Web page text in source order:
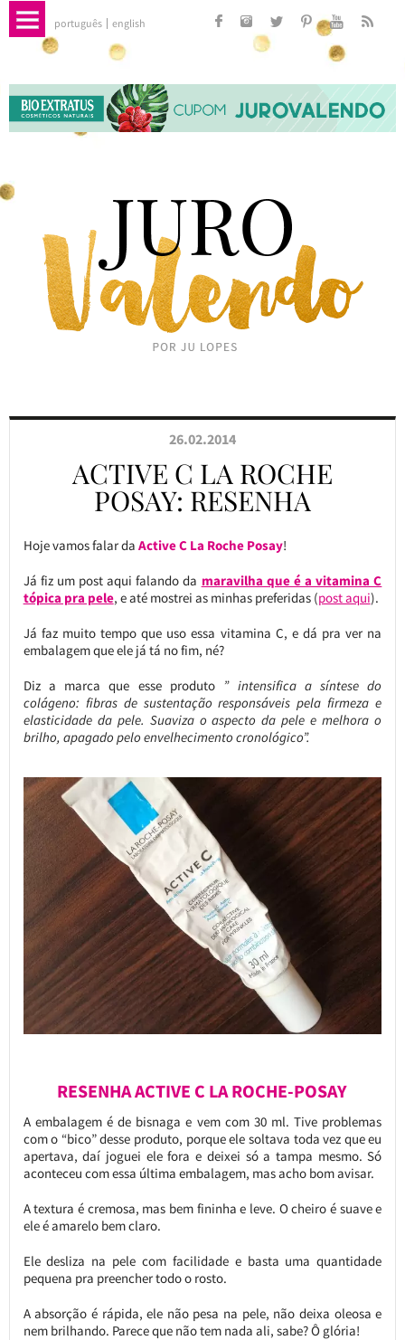
português english
26.02.2014
ACTIVE C LA ROCHE
POSAY: RESENHA
Hoje vamos falar da Active C La Roche Posay!
Já fiz um post aqui falando da maravilha que é a vitamina C
tópica pra pele, e até mostrei as minhas preferidas (post aqui).
Já faz muito tempo que uso essa vitamina C, e dá pra ver na
embalagem que ele já tá no fim, né?
Diz a marca que esse produto ” intensifica a síntese do
colágeno: fibras de sustentação responsáveis pela firmeza e
elasticidade da pele. Suaviza o aspecto da pele e melhora o
brilho, apagado pelo envelhecimento cronológico”.
RESENHA ACTIVE C LA ROCHE-POSAY
A embalagem é de bisnaga e vem com 30 ml. Tive problemas
com o “bico” desse produto, porque ele soltava toda vez que eu
apertava, daí joguei ele fora e deixei só a tampa mesmo. Só
aconteceu com essa última embalagem, mas acho bom avisar.
A textura é cremosa, mas bem fininha e leve. O cheiro é suave e
ele é amarelo bem claro.
Ele desliza na pele com facilidade e basta uma quantidade
pequena pra preencher todo o rosto.
A absorção é rápida, ele não pesa na pele, não deixa oleosa e
nem brilhando. Parece que não tem nada ali, sabe? Ô glória!